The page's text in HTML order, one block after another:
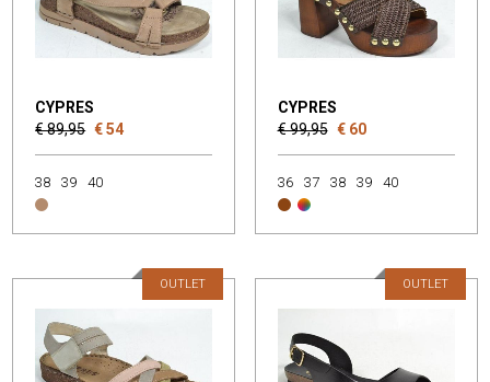
CYPRES
€ 89,95 € 54
38 39 40
CYPRES
€ 99,95 € 60
36 37 38 39 40
OUTLET OUTLET